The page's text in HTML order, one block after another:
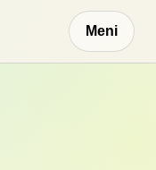
Meni